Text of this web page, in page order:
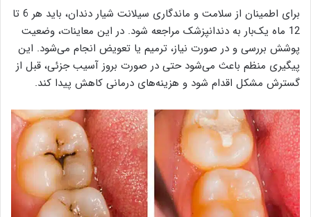
برای اطمینان از سلامت و ماندگاری سیلانت شیار دندان، باید هر 6 تا
12 ماه یک‌بار به دندانپزشک مراجعه شود. در این معاینات، وضعیت
پوشش بررسی و در صورت نیاز، ترمیم یا تعویض انجام می‌شود. این
پیگیری منظم باعث می‌شود حتی در صورت بروز آسیب جزئی، قبل از
گسترش مشکل اقدام شود و هزینه‌های درمانی کاهش پیدا کند.